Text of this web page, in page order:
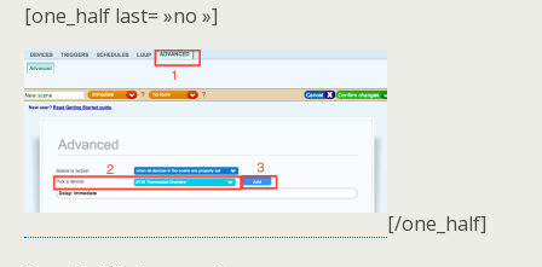
[one_half last= »no »]
[/one_half]